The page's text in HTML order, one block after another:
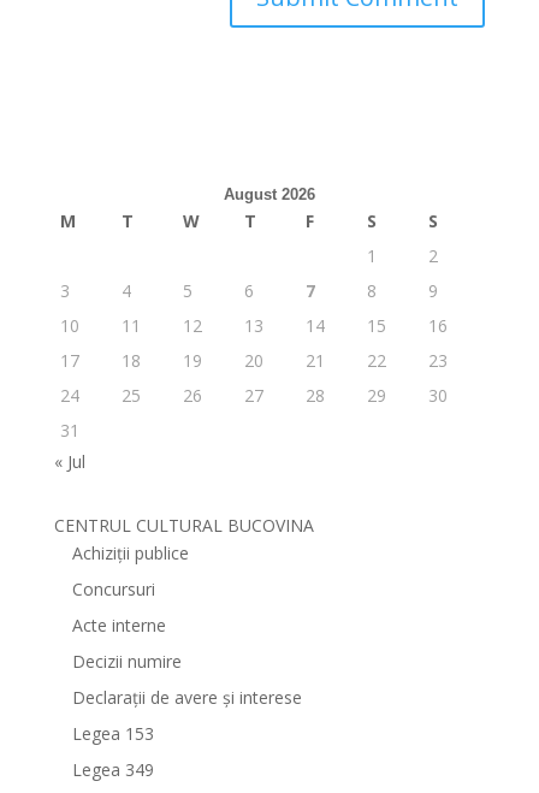
August 2026
M T W T F S
S
1
2
3
4 5 6 7 8
9
10
11 12 13 14 15
16
17
18 19 20 21 22
23
24
25 26 27 28 29
30
31
« Jul
CENTRUL CULTURAL BUCOVINA
Achiziții publice
Concursuri
Acte interne
Decizii numire
Declarații de avere și interese
Legea 153
Legea 349